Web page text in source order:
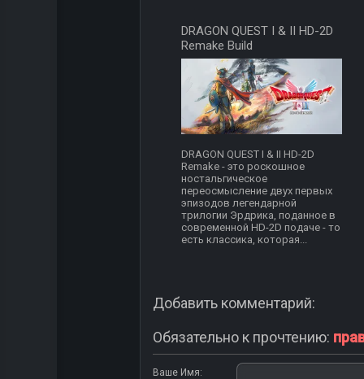
DRAGON QUEST I & II HD-2D
Remake Build
DRAGON QUEST I & II HD-2D
Remake - это роскошное
ностальгическое
переосмысление двух первых
эпизодов легендарной
трилогии Эрдрика, поданное в
современной HD-2D подаче - то
есть классика, которая...
Добавить комментарий:
Обязательно к прочтению:
Ваше Имя: